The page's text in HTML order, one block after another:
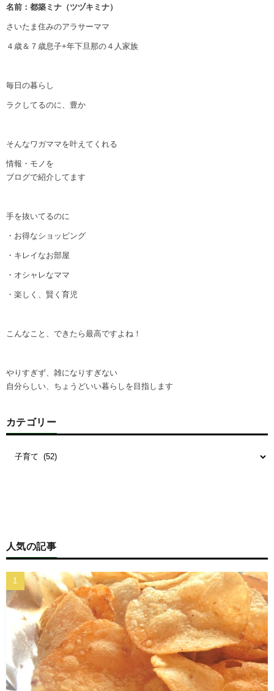
名前：都築ミナ（ツヅキミナ）
さいたま住みのアラサーママ
４歳＆７歳息子+年下旦那の４人家族
毎日の暮らし
ラクしてるのに、豊か
そんなワガママを叶えてくれる
情報・モノを
ブログで紹介してます
手を抜いてるのに
・お得なショッピング
・キレイなお部屋
・オシャレなママ
・楽しく、賢く育児
こんなこと、できたら最高ですよね！
やりすぎず、雑になりすぎない
自分らしい、ちょうどいい暮らしを目指します
カテゴリー
人気の記事